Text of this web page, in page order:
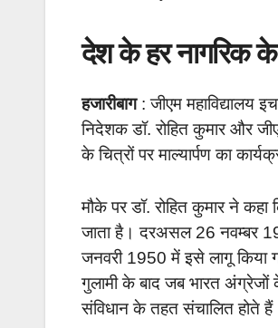
देश के हर नागरिक के
हजारीबाग: जीएम महाविद्यालय
निदेशक डॉ. रोहित कुमार और
के चित्रों पर माल्यार्पण का
मौके पर डॉ. रोहित कुमार ने
जाता है। दरअसल 26 नवम्बर
जनवरी 1950 में इसे लागू किया
गुलामी के बाद जब भारत
संविधान के तहत संचालित होते